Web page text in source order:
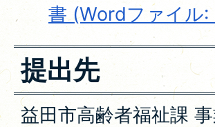
書 (Wordファイル:
提出先
益田市高齢者福祉課